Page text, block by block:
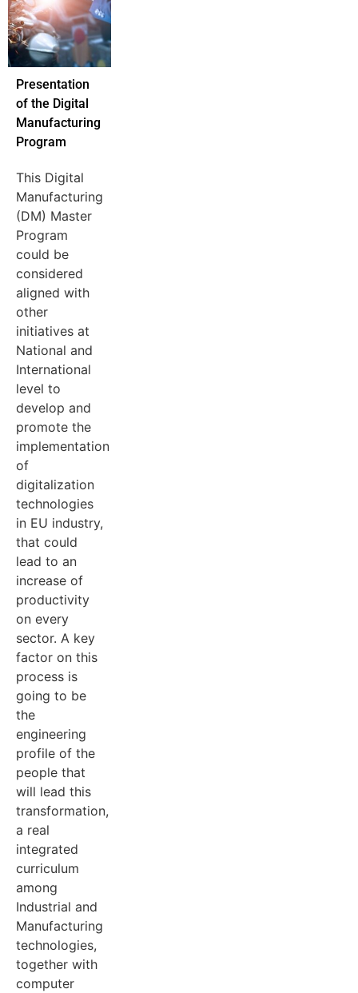
Presentation
of the Digital
Manufacturing
Program
This Digital
Manufacturing
(DM) Master
Program
could be
considered
aligned with
other
initiatives at
National and
International
level to
develop and
promote the
implementation
of
digitalization
technologies
in EU industry,
that could
lead to an
increase of
productivity
on every
sector. A key
factor on this
process is
going to be
the
engineering
profile of the
people that
will lead this
transformation,
a real
integrated
curriculum
among
Industrial and
Manufacturing
technologies,
together with
computer